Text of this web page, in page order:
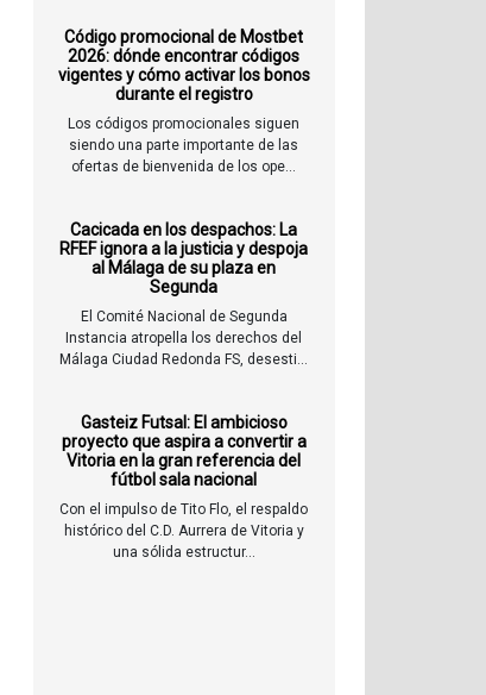
Código promocional de Mostbet
2026: dónde encontrar códigos
vigentes y cómo activar los bonos
durante el registro
Los códigos promocionales siguen
siendo una parte importante de las
ofertas de bienvenida de los ope...
Cacicada en los despachos: La
RFEF ignora a la justicia y despoja
al Málaga de su plaza en
Segunda
El Comité Nacional de Segunda
Instancia atropella los derechos del
Málaga Ciudad Redonda FS, desesti...
Gasteiz Futsal: El ambicioso
proyecto que aspira a convertir a
Vitoria en la gran referencia del
fútbol sala nacional
Con el impulso de Tito Flo, el respaldo
histórico del C.D. Aurrera de Vitoria y
una sólida estructur...